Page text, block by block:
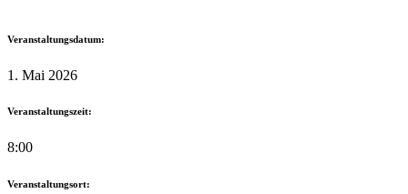
Veranstaltungsdatum:
1. Mai 2026
Veranstaltungszeit:
8:00
Veranstaltungsort: